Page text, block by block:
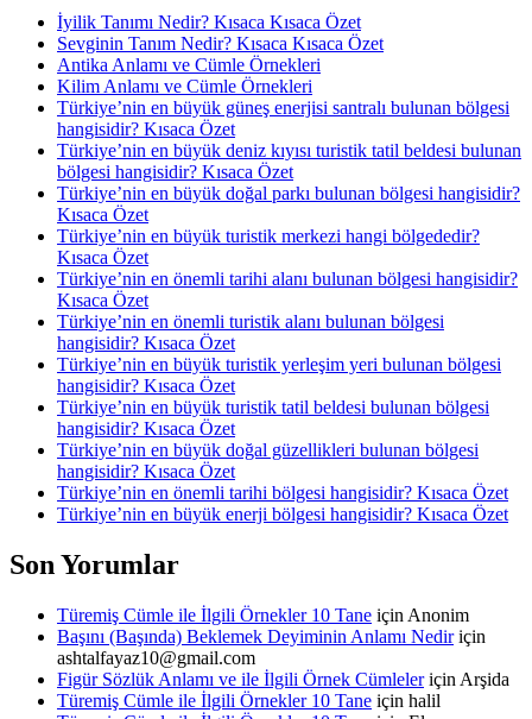
İyilik Tanımı Nedir? Kısaca Kısaca Özet
Sevginin Tanım Nedir? Kısaca Kısaca Özet
Antika Anlamı ve Cümle Örnekleri
Kilim Anlamı ve Cümle Örnekleri
Türkiye’nin en büyük güneş enerjisi santralı bulunan bölgesi
hangisidir? Kısaca Özet
Türkiye’nin en büyük deniz kıyısı turistik tatil beldesi bulunan
bölgesi hangisidir? Kısaca Özet
Türkiye’nin en büyük doğal parkı bulunan bölgesi hangisidir?
Kısaca Özet
Türkiye’nin en büyük turistik merkezi hangi bölgededir?
Kısaca Özet
Türkiye’nin en önemli tarihi alanı bulunan bölgesi hangisidir?
Kısaca Özet
Türkiye’nin en önemli turistik alanı bulunan bölgesi
hangisidir? Kısaca Özet
Türkiye’nin en büyük turistik yerleşim yeri bulunan bölgesi
hangisidir? Kısaca Özet
Türkiye’nin en büyük turistik tatil beldesi bulunan bölgesi
hangisidir? Kısaca Özet
Türkiye’nin en büyük doğal güzellikleri bulunan bölgesi
hangisidir? Kısaca Özet
Türkiye’nin en önemli tarihi bölgesi hangisidir? Kısaca Özet
Türkiye’nin en büyük enerji bölgesi hangisidir? Kısaca Özet
Son Yorumlar
Türemiş Cümle ile İlgili Örnekler 10 Tane için Anonim
Başını (Başında) Beklemek Deyiminin Anlamı Nediriçin
ashtalfayaz10@gmail.com
Figür Sözlük Anlamı ve ile İlgili Örnek Cümleleriçin Arşida
Türemiş Cümle ile İlgili Örnekler 10 Tane için halil